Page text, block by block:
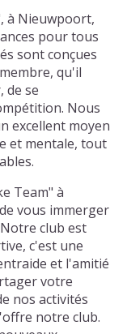
à Nieuwpoort,
pour tous
sont conçues
qu'il
de se
Nous
excellent moyen
et mentale, tout
Team" à
vous immerger
club est
c'est une
et l'amitié
votre
nos activités
notre club.